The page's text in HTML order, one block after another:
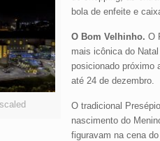
bola de enfeite e
O Bom Velhinho. O
mais icônica do
posicionado próximo
até 24 de dezembro.
O tradicional
nascimento do
figuravam na cena